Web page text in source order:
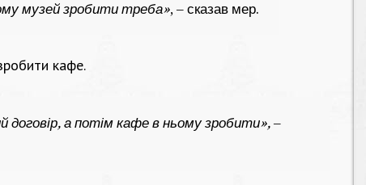
музей зробити треба», – сказав мер.
кафе.
договір, а потім кафе в ньому зробити», –